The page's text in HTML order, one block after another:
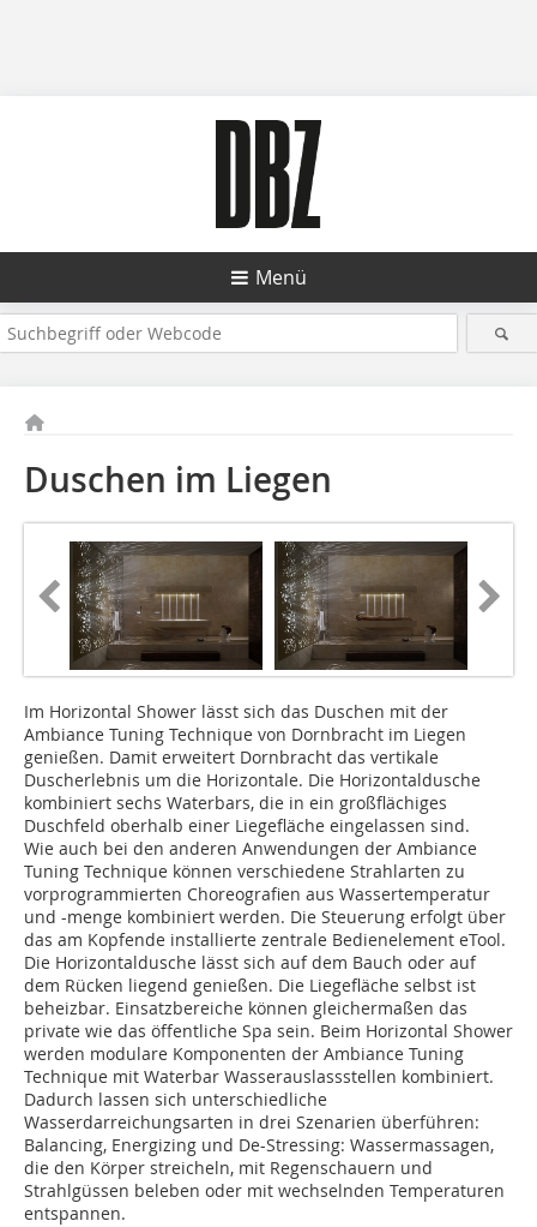
Menü
Duschen im Liegen
Im Horizontal Shower lässt sich das Duschen mit der
Ambiance Tuning Technique von Dornbracht im Liegen
genießen. Damit erweitert Dornbracht das vertikale
Duscherlebnis um die Horizontale. Die Horizontaldusche
kombiniert sechs Waterbars, die in ein großflächiges
Duschfeld oberhalb einer Liegefläche eingelassen sind.
Wie auch bei den anderen Anwendungen der Ambiance
Tuning Technique können verschiedene Strahlarten zu
vorprogrammierten Choreografien aus Wassertemperatur
und -menge kombiniert werden. Die Steuerung erfolgt über
das am Kopfende installierte zentrale Bedienelement eTool.
Die Horizontaldusche lässt sich auf dem Bauch oder auf
dem Rücken liegend genießen. Die Liegefläche selbst ist
beheizbar. Einsatzbereiche können gleichermaßen das
private wie das öffentliche Spa sein. Beim Horizontal Shower
werden modulare Komponenten der Ambiance Tuning
Technique mit Waterbar Wasserauslassstellen kombiniert.
Dadurch lassen sich unterschiedliche
Wasserdarreichungsarten in drei Szenarien überführen:
Balancing, Energizing und De-Stressing: Wassermassagen,
die den Körper streicheln, mit Regenschauern und
Strahlgüssen beleben oder mit wechselnden Temperaturen
entspannen.